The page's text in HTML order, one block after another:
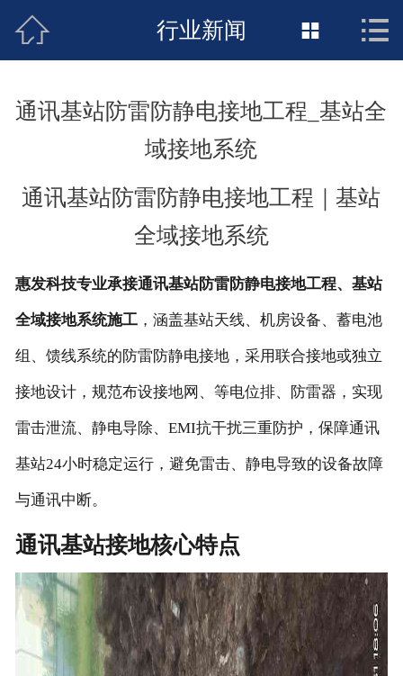
接地工程首页
新闻动态
荣誉资质
联络惠发
 行业新闻  
通讯基站防雷防静电接地工程_基站全
域接地系统
通讯基站防雷防静电接地工程｜基站
全域接地系统
惠发科技专业承接通讯基站防雷防静电接地工程、基站
全域接地系统施工，涵盖基站天线、机房设备、蓄电池
组、馈线系统的防雷防静电接地，采用联合接地或独立
接地设计，规范布设接地网、等电位排、防雷器，实现
雷击泄流、静电导除、EMI抗干扰三重防护，保障通讯
基站24小时稳定运行，避免雷击、静电导致的设备故障
与通讯中断。
通讯基站接地核心特点